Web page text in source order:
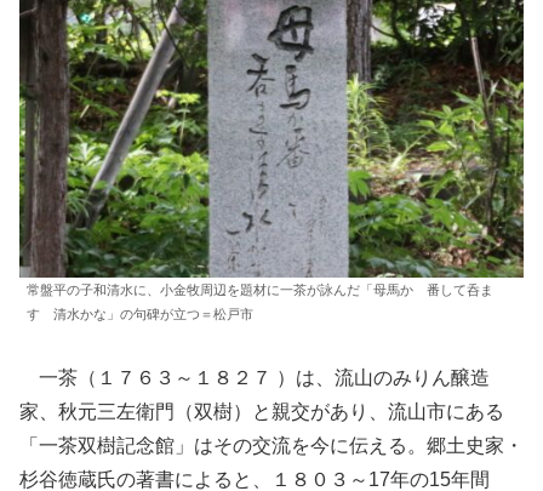
常盤平の子和清水に、小金牧周辺を題材に一茶が詠んだ「母馬か 番して呑ま
す 清水かな」の句碑が立つ＝松戸市
一茶（１７６３～１８２７ ）は、流山のみりん醸造
家、秋元三左衛門（双樹）と親交があり、流山市にある
「一茶双樹記念館」はその交流を今に伝える。郷土史家・
杉谷徳蔵氏の著書によると、１８０３～17年の15年間